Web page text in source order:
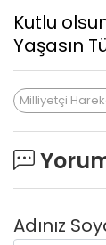
Kutlu
Yaşasın
Milliyetçi
Adınız